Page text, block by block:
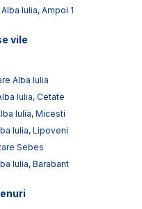
Iulia, Ampoi 1
vile
Alba Iulia
Iulia, Cetate
Iulia, Micesti
Iulia, Lipoveni
Sebes
Iulia, Barabant